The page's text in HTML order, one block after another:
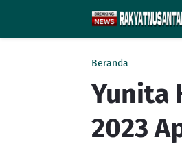
Beranda
Yunita
2023